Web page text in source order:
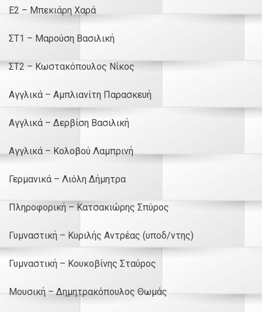
Ε2 – Μπεκιάρη Χαρά
ΣΤ1 – Μαρούση Βασιλική
ΣΤ2 – Κωστακόπουλος Νίκος
Αγγλικά – Αμπλιανίτη Παρασκευή
Αγγλικά – Δερβίση Βασιλική
Αγγλικά – Κολοβού Λαμπρινή
Γερμανικά – Λιόλη Δήμητρα
Πληροφορική – Κατσακιώρης Σπύρος
Γυμναστική – Κυριλής Αντρέας (υποδ/ντης)
Γυμναστική – Κουκοβίνης Σταύρος
Μουσική – Δημητρακόπουλος Θωμάς